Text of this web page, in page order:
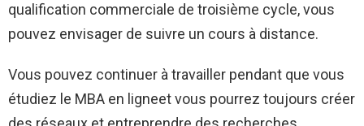
qualification commerciale de troisième cycle, vous
pouvez envisager de suivre un cours à distance.
Vous pouvez continuer à travailler pendant que vous
étudiez le MBA en ligneet vous pourrez toujours créer